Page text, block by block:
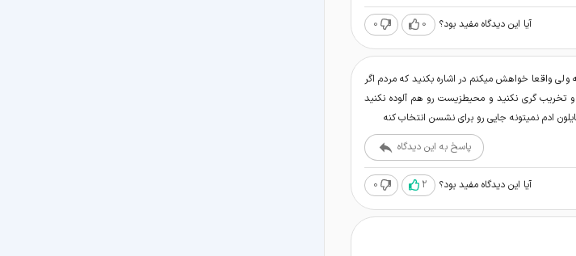
آیا این دیدگاه مفید بود؟ 0
0
واقعا خواهش میکنم در اشاره بکنید که مردم اگر
و تخریب گری نکنید و محیطزیست رو هم آلوده نکنید
ادم نمیتونه جایی رو برای نشسن انتخاب کنه
پاسخ به این دیدگاه
آیا این دیدگاه مفید بود؟ 2
0